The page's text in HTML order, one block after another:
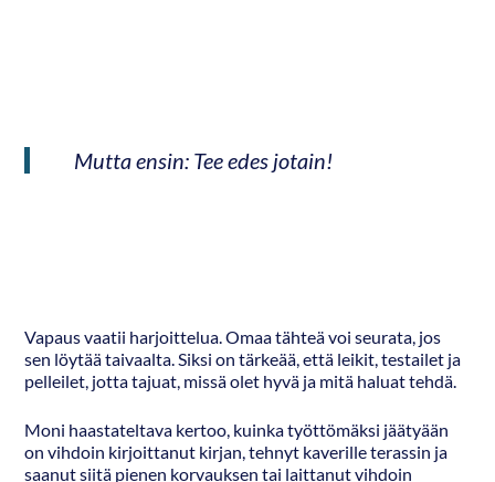
Mutta ensin: Tee edes jotain!
Vapaus vaatii harjoittelua. Omaa tähteä voi seurata, jos
sen löytää taivaalta. Siksi on tärkeää, että leikit, testailet ja
pelleilet, jotta tajuat, missä olet hyvä ja mitä haluat tehdä.
Moni haastateltava kertoo, kuinka työttömäksi jäätyään
on vihdoin kirjoittanut kirjan, tehnyt kaverille terassin ja
saanut siitä pienen korvauksen tai laittanut vihdoin